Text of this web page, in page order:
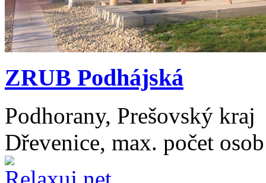
ZRUB Podhájská
Podhorany, Prešovský kraj
Dřevenice, max. počet